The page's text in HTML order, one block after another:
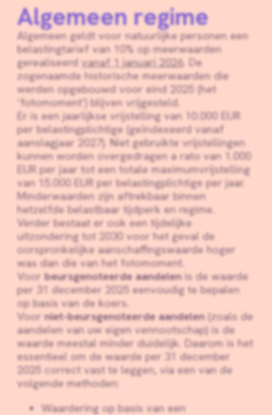
Algemeen regime
Algemeen geldt voor natuurlijke personen een
belastingtarief van 10% op meerwaarden
gerealiseerd vanaf 1 januari 2026. De
zogenaamde historische meerwaarden die
werden opgebouwd voor eind 2025 (het
‘fotomoment’) blijven vrijgesteld.
Er is een jaarlijkse vrijstelling van 10.000 EUR
per belastingplichtige (geïndexeerd vanaf
aanslagjaar 2027). Niet gebruikte vrijstellingen
kunnen worden overgedragen a rato van 1.000
EUR per jaar tot een totale maximumvrijstelling
van 15.000 EUR per belastingplichtige per jaar.
Minderwaarden zijn aftrekbaar binnen
hetzelfde belastbaar tijdperk en regime.
Verder bestaat er ook een tijdelijke
uitzondering tot 2030 voor het geval de
oorspronkelijke aanschaffingswaarde hoger
was dan die van het fotomoment.
Voorbeursgenoteerde aandelenis de waarde
per 31 december 2025 eenvoudig te bepalen
op basis van de koers.
Voorniet-beursgenoteerde aandelen(zoals de
aandelen van uw eigen vennootschap) is de
waarde meestal minder duidelijk. Daarom is het
essentieel om de waarde per 31 december
2025 correct vast te leggen, via een van de
volgende methoden:
Waardering op basis van een